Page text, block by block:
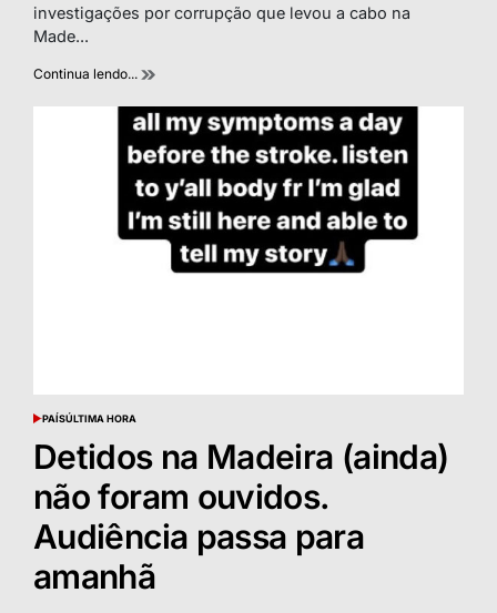
time
investigações por corrupção que levou a cabo na
Made...
Continua lendo...
POSTED
PAÍSÚLTIMA HORA
Detidos na Madeira (ainda)
não foram ouvidos.
Audiência passa para
amanhã